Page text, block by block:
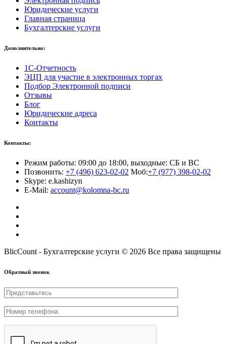
Юридические услуги
Главная страница
Бухгалтерские услуги
Дополнительно:
1С-Отчетность
ЭЦП для участие в электронных торгах
Подбор Электронной подписи
Отзывы
Блог
Юридические адреса
Контакты
Контакты:
Режим работы: 09:00 до 18:00, выходные: СБ и ВС
Позвонить: +7 (496) 623-02-02 Моб:+7 (977) 398-02-02
Skype: e.kashizyn
E-Mail: account@kolomna-bc.ru
BlicCount - Бухгалтерские услуги © 2026 Все права защищены
Обратный звонок